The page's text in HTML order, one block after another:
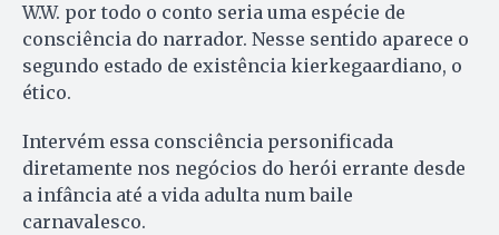
W.W. por todo o conto seria uma espécie de
consciência do narrador. Nesse sentido aparece o
segundo estado de existência kierkegaardiano, o
ético.
Intervém essa consciência personificada
diretamente nos negócios do herói errante desde
a infância até a vida adulta num baile
carnavalesco.